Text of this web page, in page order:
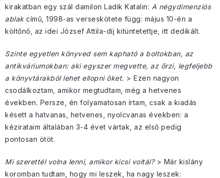
kirakatban egy szál damilon Ladik Katalin: A négydimenziós
ablakcímű, 1998-as verseskötete függ: május 10-én a
költőnő, az idei József Attila-díj kitüntetettje, itt dedikált.
Szinte egyetlen könyved sem kapható a boltokban, az
antikváriumokban: aki egyszer megvette, az őrzi, legfeljebb
a könyvtárakból lehet ellopni őket. > Ezen nagyon
csodálkoztam, amikor megtudtam, még a hetvenes
években. Persze, én folyamatosan írtam, csak a kiadás
késett a hatvanas, hetvenes, nyolcvanas években: a
kézirataim általában 3-4 évet vártak, az első pedig
pontosan ötöt.
Mi szerettél volna lenni, amikor kicsi voltál?> Már kislány
koromban tudtam, hogy mi leszek, ha nagy leszek: